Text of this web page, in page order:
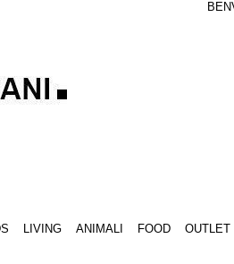
LIVING ANIMALI FOOD OUTLET